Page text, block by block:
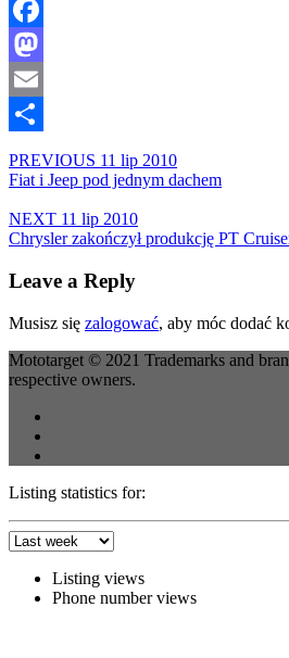
Facebook
Mastodon
Email
PREVIOUS 11 lip 2010
Fiat i Jeep pod jednym dachem
NEXT 11 lip 2010
Chrysler zakończył produkcję PT
Leave a Reply
Musisz się zalogować, aby móc dodać
Mototarget © 2021 Trademarks and
respective owners.
Listing statistics for:
Listing views
Phone number views